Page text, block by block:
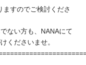
すのでご検討くださ
ない方も、NANAにて
くださいませ。